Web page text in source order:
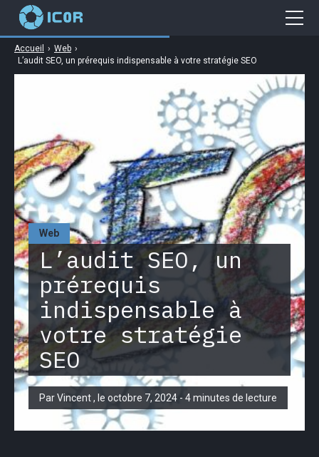
Web
L’audit SEO, un
prérequis
indispensable à
votre stratégie
SEO
Par Vincent , le octobre 7, 2024 - 4 minutes de lecture
Accueil › Web ›
L’audit SEO, un prérequis indispensable à votre stratégie SEO
Cybersécurité
Business
High Tech